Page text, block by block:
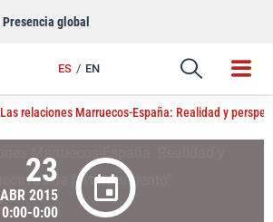
Presencia global
ES EN
Enlace
relaciones Marruecos-España: Realidad y
23
ABR 2015
0:00-0:00